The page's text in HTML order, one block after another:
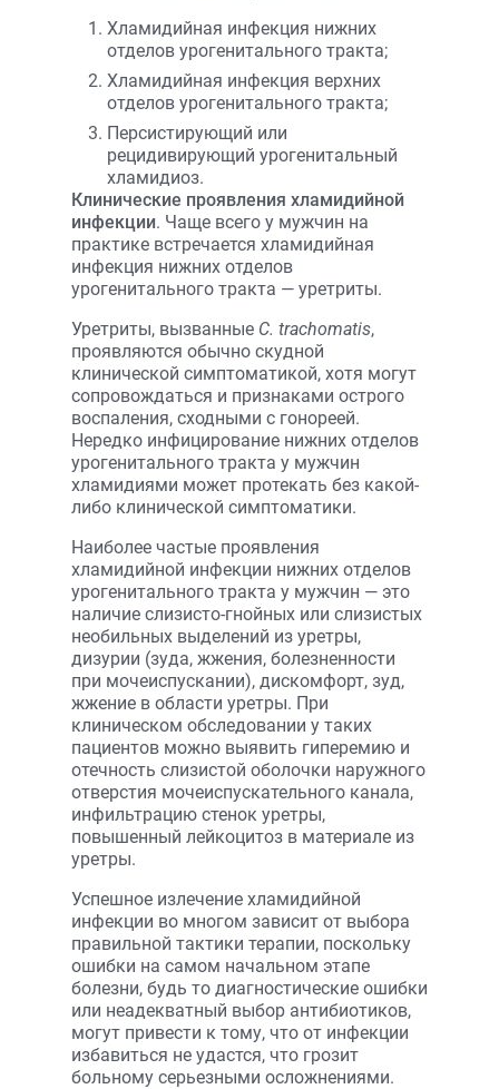
Хламидийная инфекция нижних
отделов урогенитального тракта;
Хламидийная инфекция верхних
отделов урогенитального тракта;
Персистирующий или
рецидивирующий урогенитальный
хламидиоз.
Клинические проявления хламидийной
инфекции. Чаще всего у мужчин на
практике встречается хламидийная
инфекция нижних отделов
урогенитального тракта — уретриты.
Уретриты, вызванные С. trachomatis,
проявляются обычно скудной
клинической симптоматикой, хотя могут
сопровождаться и признаками острого
воспаления, сходными с гонореей.
Нередко инфицирование нижних отделов
урогенитального тракта у мужчин
хламидиями может протекать без какой-
либо клинической симптоматики.
Наиболее частые проявления
хламидийной инфекции нижних отделов
урогенитального тракта у мужчин — это
наличие слизисто-гнойных или слизистых
необильных выделений из уретры,
дизурии (зуда, жжения, болезненности
при мочеиспускании), дискомфорт, зуд,
жжение в области уретры. При
клиническом обследовании у таких
пациентов можно выявить гиперемию и
отечность слизистой оболочки наружного
отверстия мочеиспускательного канала,
инфильтрацию стенок уретры,
повышенный лейкоцитоз в материале из
уретры.
Успешное излечение хламидийной
инфекции во многом зависит от выбора
правильной тактики терапии, поскольку
ошибки на самом начальном этапе
болезни, будь то диагностические ошибки
или неадекватный выбор антибиотиков,
могут привести к тому, что от инфекции
избавиться не удастся, что грозит
больному серьезными осложнениями.